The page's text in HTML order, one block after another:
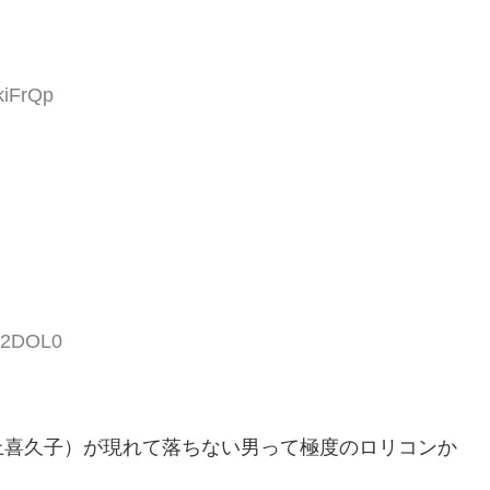
久子）が現れて落ちない男って極度のロリコンか